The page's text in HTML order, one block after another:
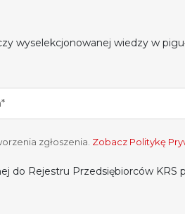
wyselekcjonowanej wiedzy w
zgłoszenia. Zobacz Politykę
do Rejestru Przedsiębiorców KRS